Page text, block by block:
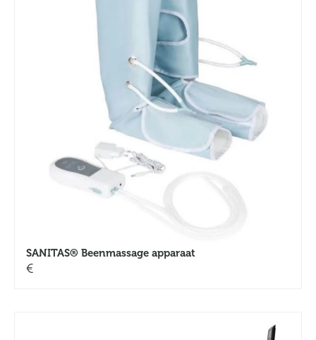
SANITAS® Beenmassage apparaat
€